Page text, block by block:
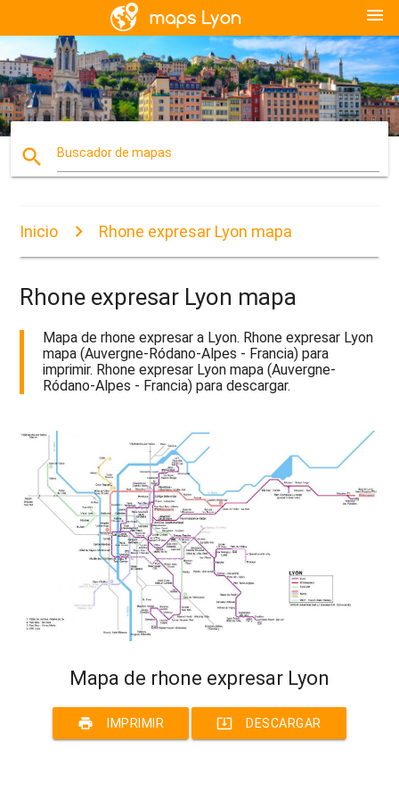
menu
search Buscador de mapas
Inicio Rhone expresar Lyon mapa
Rhone expresar Lyon mapa
Mapa de rhone expresar a Lyon. Rhone expresar Lyon
mapa (Auvergne-Ródano-Alpes - Francia) para
imprimir. Rhone expresar Lyon mapa (Auvergne-
Ródano-Alpes - Francia) para descargar.
Mapa de rhone expresar Lyon
print IMPRIMIR system_update_alt DESCARGAR